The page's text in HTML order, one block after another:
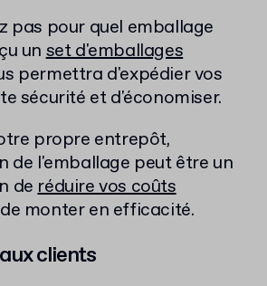
pas pour quel emballage
unset d'emballages
permettra d'expédier vos
sécurité et d'économiser.
propre entrepôt,
de l'emballage peut être un
deréduire vos coûts
monter en efficacité.
clients